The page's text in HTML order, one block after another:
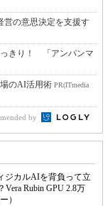
営の意思決定を支援す
っきり！ 「アンパンマ
のAI活用術 PR(ITmedia
by
ジカルAIを背負って立
Rubin GPU 2.8万
）